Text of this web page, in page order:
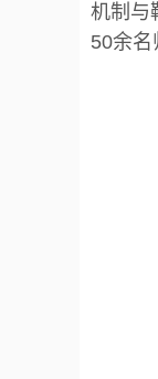
机制与
50余名